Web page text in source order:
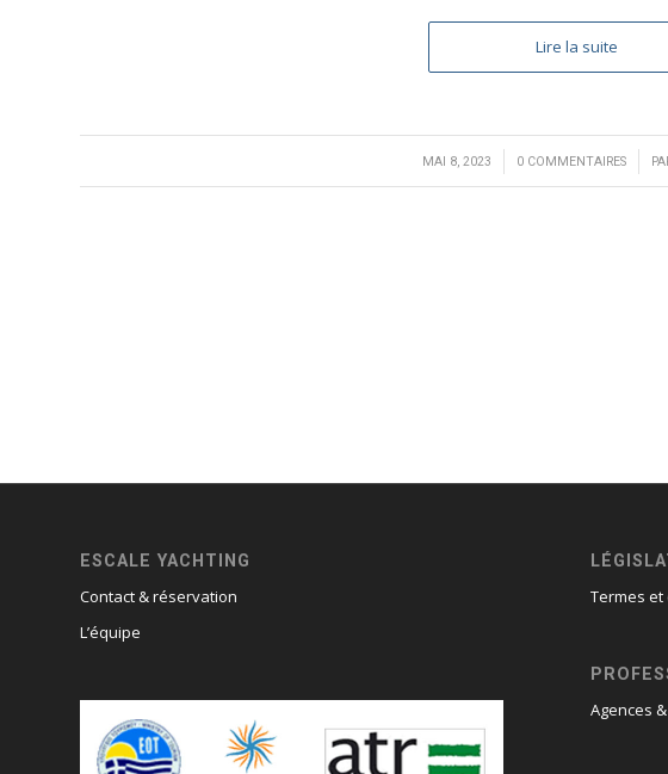
Lire la suite
MAI 8, 2023
/ 0 COMMENTAIRES
/
ESCALE YACHTING
Contact & réservation
L’équipe
Termes
Agences